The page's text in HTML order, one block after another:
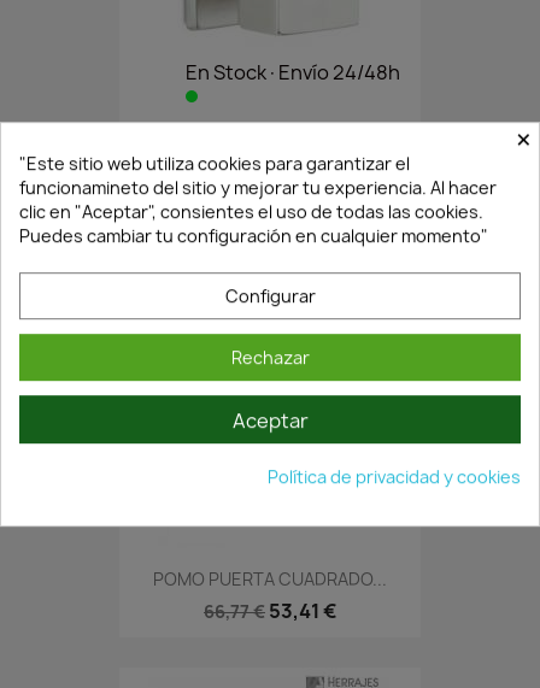
En Stock·Envío 24/48h
POMO PUERTA...
14,21 €9,94 €
En Stock·Envío 24/48h
POMO PUERTA CUADRADO...
66,77 € 53,41 €
×
"Este sitio web utiliza cookies para garantizar el
funcionamineto del sitio y mejorar tu experiencia. Al hacer
clic en "Aceptar", consientes el uso de todas las cookies.
Puedes cambiar tu configuración en cualquier momento"
Configurar
Rechazar
Aceptar
Política de privacidad y cookies